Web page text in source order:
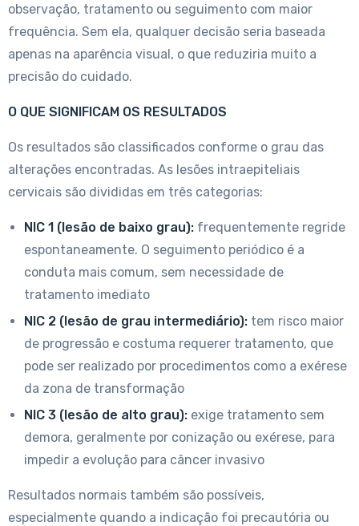
observação, tratamento ou seguimento com maior
frequência. Sem ela, qualquer decisão seria baseada
apenas na aparência visual, o que reduziria muito a
precisão do cuidado.
O QUE SIGNIFICAM OS RESULTADOS
Os resultados são classificados conforme o grau das
alterações encontradas. As lesões intraepiteliais
cervicais são divididas em três categorias:
NIC 1 (lesão de baixo grau): frequentemente regride
espontaneamente. O seguimento periódico é a
conduta mais comum, sem necessidade de
tratamento imediato
NIC 2 (lesão de grau intermediário): tem risco maior
de progressão e costuma requerer tratamento, que
pode ser realizado por procedimentos como a exérese
da zona de transformação
NIC 3 (lesão de alto grau): exige tratamento sem
demora, geralmente por conização ou exérese, para
impedir a evolução para câncer invasivo
Resultados normais também são possíveis,
especialmente quando a indicação foi precautória ou